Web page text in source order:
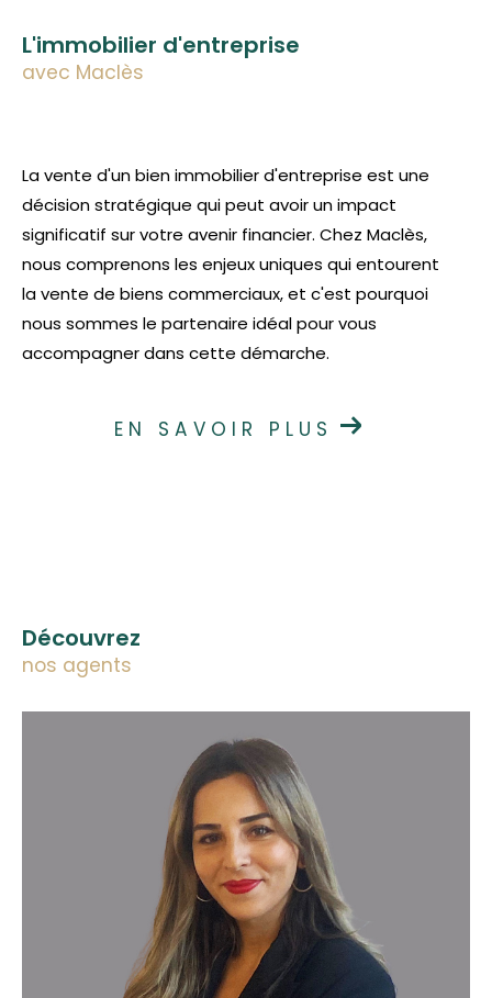
L'immobilier d'entreprise
avec Maclès
La vente d'un bien immobilier d'entreprise est une
décision stratégique qui peut avoir un impact
significatif sur votre avenir financier. Chez Maclès,
nous comprenons les enjeux uniques qui entourent
la vente de biens commerciaux, et c'est pourquoi
nous sommes le partenaire idéal pour vous
accompagner dans cette démarche.
EN SAVOIR PLUS
Découvrez
nos agents